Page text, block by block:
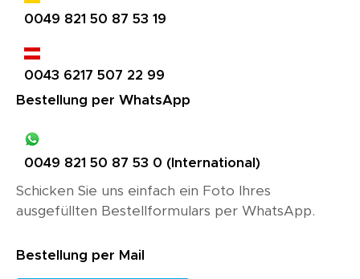
0049 821 50 87 53 19
0043 6217 507 22 99
Bestellung per WhatsApp
0049 821 50 87 53 0 (International)
Schicken Sie uns einfach ein Foto Ihres
ausgefüllten Bestellformulars per WhatsApp.
Bestellung per Mail